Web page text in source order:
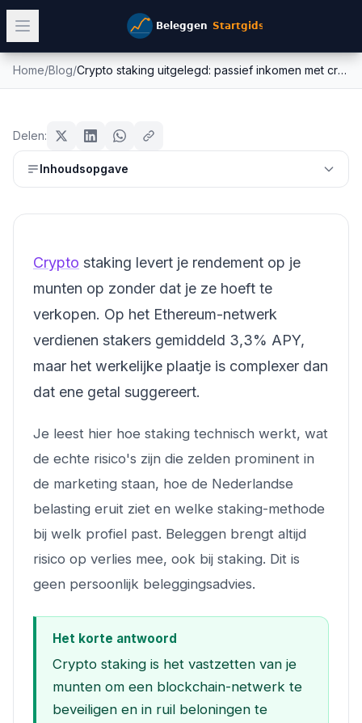
Home/Blog/ Crypto staking uitgelegd: passief inkomen met crypto in 2026
inkomen met crypto in 2026
19 februari 202614
Delen:
Inhoudsopgave
Crypto staking levert je rendement op je
munten op zonder dat je ze hoeft te
verkopen. Op het Ethereum-netwerk
verdienen stakers gemiddeld 3,3% APY,
maar het werkelijke plaatje is complexer dan
dat ene getal suggereert.
Je leest hier hoe staking technisch werkt, wat
de echte risico's zijn die zelden prominent in
de marketing staan, hoe de Nederlandse
belasting eruit ziet en welke staking-methode
bij welk profiel past. Beleggen brengt altijd
risico op verlies mee, ook bij staking. Dit is
geen persoonlijk beleggingsadvies.
Het korte antwoord
Crypto staking is het vastzetten van je
munten om een blockchain-netwerk te
beveiligen en in ruil beloningen te